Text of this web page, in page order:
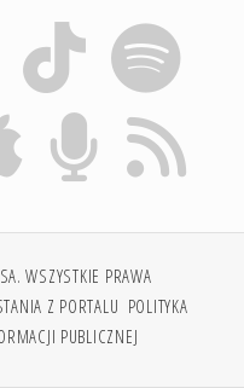
WSZYSTKIE PRAWA
Z PORTALU POLITYKA
PUBLICZNEJ